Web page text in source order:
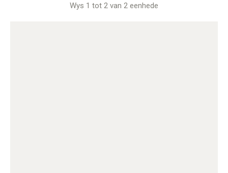
Wys 1 tot 2 van 2 eenhede